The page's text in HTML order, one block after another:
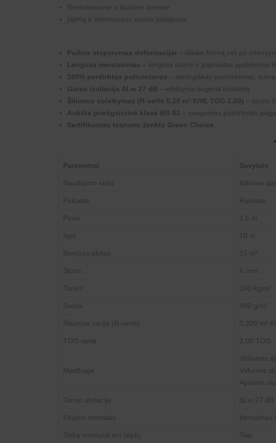
Restoranuose ir laukimo zonose
Įėjimų ir intensyvaus srauto patalpose
Puikus atsparumas deformacijai – išlaiko formą net po
Lengvas montavimas – lengvas svoris ir paprastas apdirbimas
100% perdirbtas poliuretanas – ekologiškas pasirinkimas,
Garso izoliacija ∆Lw 27 dB – efektyviai sugeria triukšmą
Šilumos sulaikymas (R-vertė 0,20 m² K/W, TOG 2,00) – taupo
Aukšta priešgaisrinė klasė Bfl-S1 – saugumas patvirtintas
Sertifikuotas tvarumo ženklu Green Choice
Parametrai Savybės
Naudojimo sritis Kiliminė
Pakuotė Rulonas
Plotis 1,5 m
Ilgis 10 m
Bendras plotas 15 m²
Storis 6 mm
Tankis 160 kg/m³
Svoris 960 g/m²
Šiluminė varža (R-vertė) 0,200 m²
TOG vertė 2,00 TOG
Medžiaga
Viršutinis
Vidurinis
Apatinis
Garso izoliacija ∆Lw 27 dB
Klojimo metodas Įtempimas
Tinka montuoti ant laiptų Taip